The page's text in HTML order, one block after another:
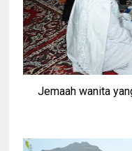
Jemaah wanita